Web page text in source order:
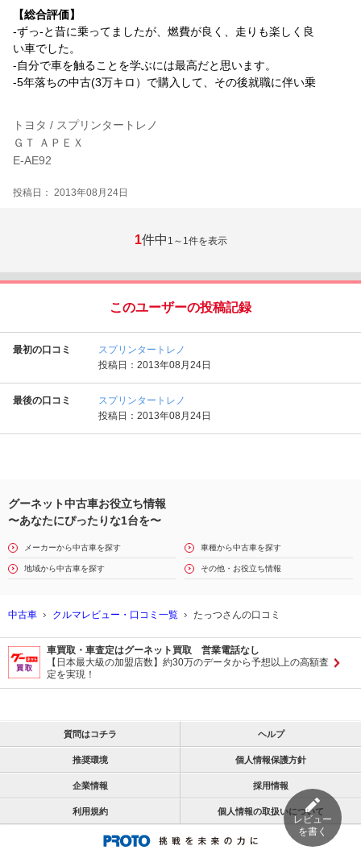
【総合評価】
-ずっ-と昔に乗ってましたが、燃費が良く、走りも楽しく良
い車でした。
-自分で車を触ることを学ぶには最高だと思います。
-5年落ちの中古(3万キロ）で購入して、その後就職に伴い乗
トヨタ / スプリンタートレノ
ＧＴ ＡＰＥＸ
E-AE92
投稿日： 2013年08月24日
1件中 1～1件を表示
このユーザーの投稿記録
最初の口コミ
スプリンタートレノ
投稿日：2013年08月24日
最後の口コミ
スプリンタートレノ
投稿日：2013年08月24日
レビュー
を書く
グーネット中古車お役立ち情報
〜あなたにぴったりな1台を〜
メーカーから中古車を探す 車種から中古車を探す
地域から中古車を探す その他・お役立ち情報
中古車 クルマレビュー・口コミ一覧 たっつさんの口コミ
車買取・車査定はグーネット買取 営業電話なし
【日本最大級の加盟店数】約30万のデータから予想以上の高額査
定を実現！
質問はコチラ ヘルプ
推奨環境 個人情報保護方針
企業情報 採用情報
利用規約 個人情報の取扱いについて